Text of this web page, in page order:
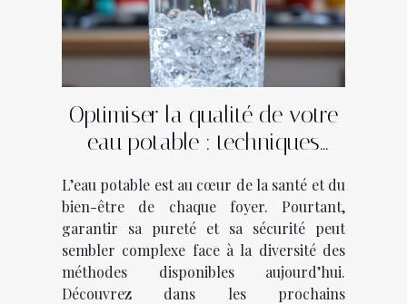
Optimiser la qualité de votre
eau potable : techniques
L’eau potable est au cœur de la santé et du
bien-être de chaque foyer. Pourtant,
garantir sa pureté et sa sécurité peut
sembler complexe face à la diversité des
méthodes disponibles aujourd’hui.
Découvrez dans les prochains